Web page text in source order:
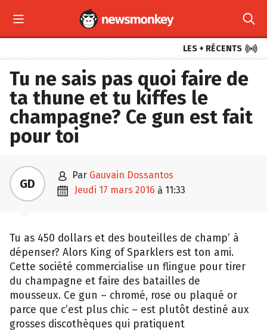
 
LES + RÉCENTS 
Tu ne sais pas quoi faire de
ta thune et tu kiffes le
champagne? Ce gun est fait
pour toi
GD  par Gauvain Dossantos
 jeudi 17 mars 2016 à 11:33
Tu as 450 dollars et des bouteilles de champ’ à
dépenser? Alors King of Sparklers est ton ami.
Cette société commercialise un flingue pour tirer
du champagne et faire des batailles de
mousseux. Ce gun – chromé, rose ou plaqué or
parce que c’est plus chic – est plutôt destiné aux
grosses discothèques qui pratiquent